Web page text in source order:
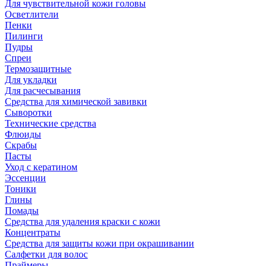
Для чувствительной кожи головы
Осветлители
Пенки
Пилинги
Пудры
Спреи
Термозащитные
Для укладки
Для расчесывания
Средства для химической завивки
Сыворотки
Технические средства
Флюиды
Скрабы
Пасты
Уход с кератином
Эссенции
Тоники
Глины
Помады
Средства для удаления краски с кожи
Концентраты
Средства для защиты кожи при окрашивании
Салфетки для волос